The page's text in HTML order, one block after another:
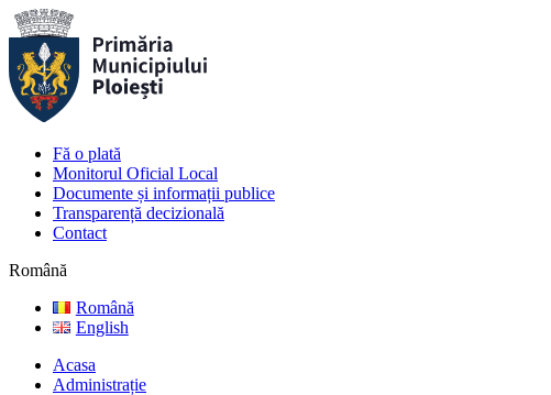
Fă o plată
Monitorul Oficial Local
Documente și informații publice
Transparență decizională
Contact
Română
Română
English
Acasa
Administrație